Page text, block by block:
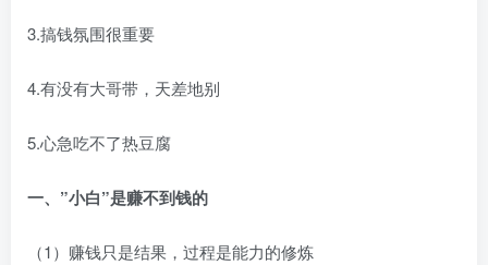
3.搞钱氛围很重要​
4.有没有大哥带，天差地别​
5.心急吃不了热豆腐
一、”小白”是赚不到钱的​
（1）赚钱只是结果，过程是能力的修炼​